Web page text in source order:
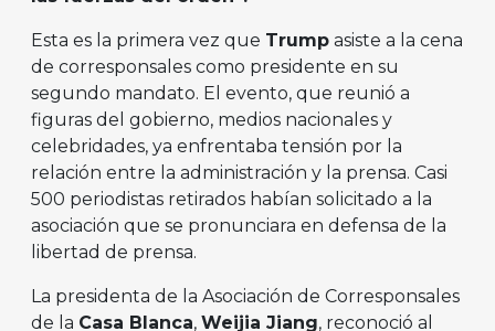
Esta es la primera vez que Trump asiste a la cena
de corresponsales como presidente en su
segundo mandato. El evento, que reunió a
figuras del gobierno, medios nacionales y
celebridades, ya enfrentaba tensión por la
relación entre la administración y la prensa. Casi
500 periodistas retirados habían solicitado a la
asociación que se pronunciara en defensa de la
libertad de prensa.
La presidenta de la Asociación de Corresponsales
de la Casa Blanca, Weijia Jiang, reconoció al